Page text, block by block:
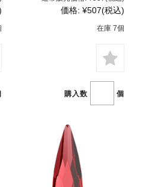
価格: ¥507(税込)
在庫 7個
購入数 個